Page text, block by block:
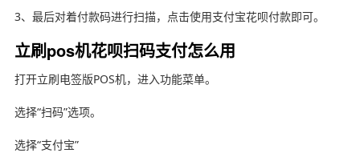
3、最后对着付款码进行扫描，点击使用支付宝花呗付款即可。
立刷pos机花呗扫码支付怎么用
打开立刷电签版POS机，进入功能菜单。
选择“扫码”选项。
选择“支付宝”